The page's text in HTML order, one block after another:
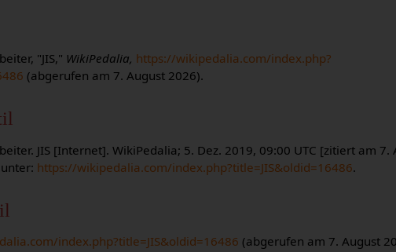
"JIS," WikiPedalia, https://wikipedalia.com/index.php?
(abgerufen am 7. August 2026).
JIS [Internet]. WikiPedalia; 5. Dez. 2019, 09:00 UTC [zitiert am 7.
https://wikipedalia.com/index.php?title=JIS&oldid=16486.
index.php?title=JIS&oldid=16486 (abgerufen am 7. August